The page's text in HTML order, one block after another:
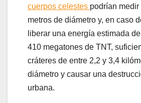
cuerpos celestes podrían
metros de diámetro y, en caso
liberar una energía estimada
410 megatones de TNT,
cráteres de entre 2,2 y 3,4
diámetro y causar una
urbana.